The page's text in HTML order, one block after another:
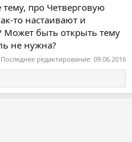
тему, про Четверговую
то настаивают и
Может быть открыть тему
не нужна?
Последнее редактирование: 09.06.2016